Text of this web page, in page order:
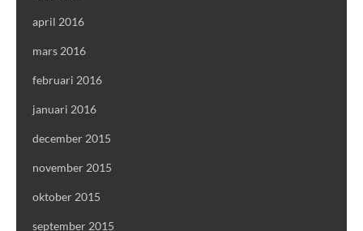
april 2016
mars 2016
februari 2016
januari 2016
december 2015
november 2015
oktober 2015
september 2015